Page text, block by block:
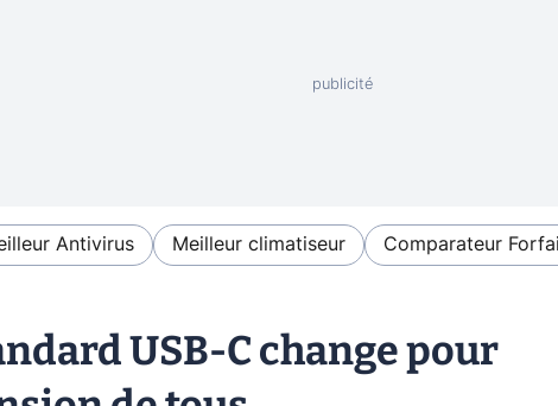
Antivirus Meilleur climatiseur Comparateur
USB-C change pour